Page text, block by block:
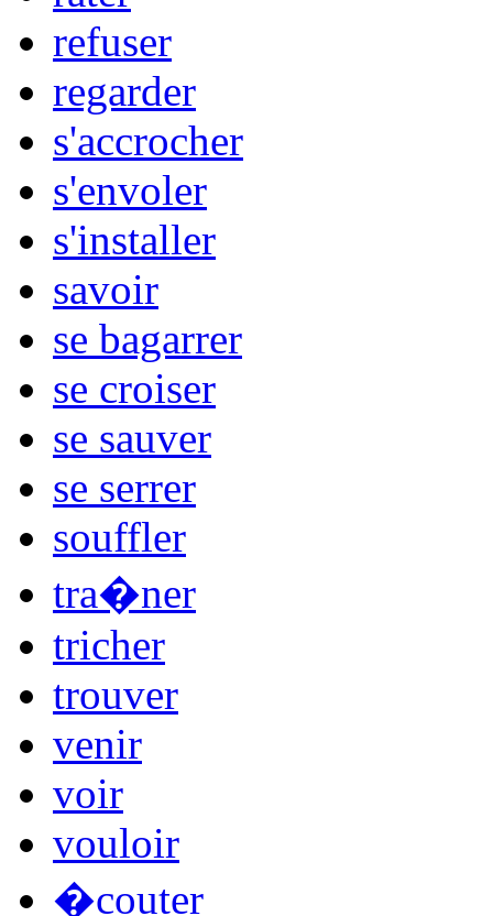
refuser
regarder
s'accrocher
s'envoler
s'installer
savoir
se bagarrer
se croiser
se sauver
se serrer
souffler
tra�ner
tricher
trouver
venir
voir
vouloir
�couter